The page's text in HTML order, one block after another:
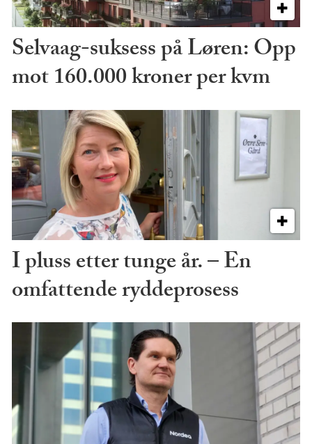
Selvaag-suksess på Løren: Opp
mot 160.000 kroner per kvm
I pluss etter tunge år. – En
omfattende ryddeprosess